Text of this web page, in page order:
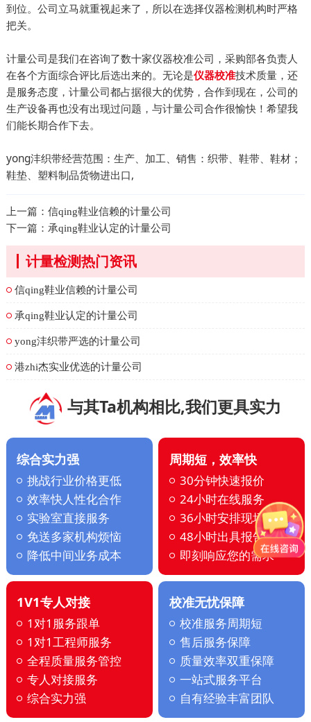
到位。公司立马就重视起来了，所以在选择仪器检测机构时严格
把关。
计量公司是我们在咨询了数十家仪器校准公司，采购部各负责人
在各个方面综合评比后选出来的。无论是仪器校准技术质量，还
是服务态度，计量公司都占据很大的优势，合作到现在，公司的
生产设备再也没有出现过问题，与计量公司合作很愉快！希望我
们能长期合作下去。
yong沣织带经营范围：生产、加工、销售：织带、鞋带、鞋材；
鞋垫、塑料制品货物进出口,
上一篇： 信qing鞋业信赖的计量公司
下一篇： 承qing鞋业认定的计量公司
计量检测热门资讯
信qing鞋业信赖的计量公司
承qing鞋业认定的计量公司
yong沣织带严选的计量公司
港zhi杰实业优选的计量公司
与其Ta机构相比,我们更具实力
综合实力强
挑战行业价格更低
效率快人性化合作
实验室直接服务
免送多家机构烦恼
降低中间业务成本
周期短，效率快
30分钟快速报价
24小时在线服务
36小时安排现场
48小时出具报告
即刻响应您的需求
1V1专人对接
1对1服务跟单
1对1工程师服务
全程质量服务管控
专人对接服务
综合实力强
校准无忧保障
校准服务周期短
售后服务保障
质量效率双重保障
一站式服务平台
自有经验丰富团队